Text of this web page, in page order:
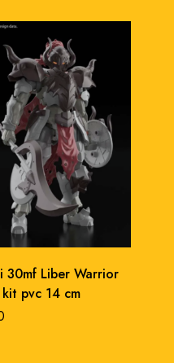
30mf Liber Warrior
pvc 14 cm